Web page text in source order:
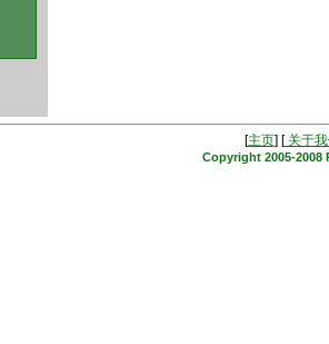
[主页] [关于我
Copyright 2005-2008